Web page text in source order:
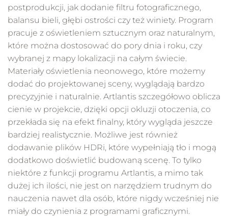
postprodukcji, jak dodanie filtru fotograficznego,
balansu bieli, głębi ostrości czy też winiety. Program
pracuje z oświetleniem sztucznym oraz naturalnym,
które można dostosować do pory dnia i roku, czy
wybranej z mapy lokalizacji na całym świecie.
Materiały oświetlenia neonowego, które możemy
dodać do projektowanej sceny, wyglądają bardzo
precyzyjnie i naturalnie. Artlantis szczegółowo oblicza
cienie w projekcie, dzięki opcji okluzji otoczenia, co
przekłada się na efekt finalny, który wygląda jeszcze
bardziej realistycznie. Możliwe jest również
dodawanie plików HDRi, które wypełniają tło i mogą
dodatkowo doświetlić budowaną scenę. To tylko
niektóre z funkcji programu Artlantis, a mimo tak
dużej ich ilości, nie jest on narzędziem trudnym do
nauczenia nawet dla osób, które nigdy wcześniej nie
miały do czynienia z programami graficznymi.